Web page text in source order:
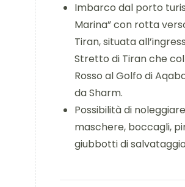
Imbarco dal porto
Marina” con rotta
Tiran, situata
Stretto di Tiran che
Rosso al Golfo di
da Sharm.
Possibilità di
maschere, boccagli,
giubbotti di